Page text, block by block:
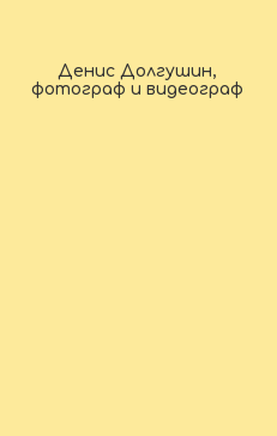
Денис Долгушин,
фотограф и видеограф